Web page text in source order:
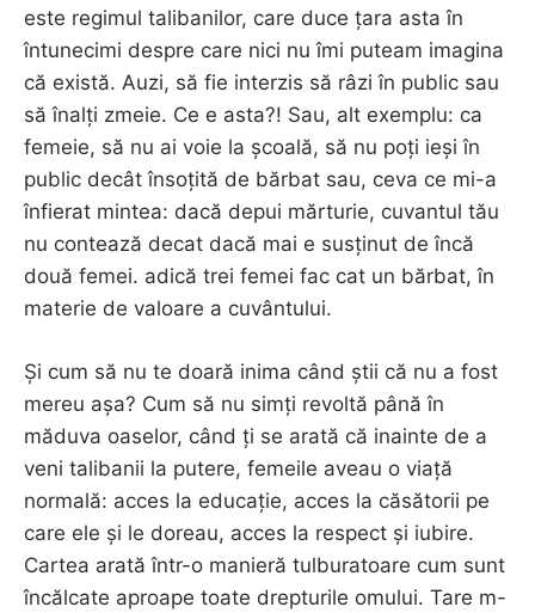
este regimul talibanilor, care duce țara asta în
întunecimi despre care nici nu îmi puteam imagina
că există. Auzi, să fie interzis să râzi în public sau
să înalți zmeie. Ce e asta?! Sau, alt exemplu: ca
femeie, să nu ai voie la școală, să nu poți ieși în
public decât însoțită de bărbat sau, ceva ce mi-a
înfierat mintea: dacă depui mărturie, cuvantul tău
nu contează decat dacă mai e susținut de încă
două femei. adică trei femei fac cat un bărbat, în
materie de valoare a cuvântului.
Și cum să nu te doară inima când știi că nu a fost
mereu așa? Cum să nu simți revoltă până în
măduva oaselor, când ți se arată că inainte de a
veni talibanii la putere, femeile aveau o viață
normală: acces la educație, acces la căsătorii pe
care ele și le doreau, acces la respect și iubire.
Cartea arată într-o manieră tulburatoare cum sunt
încălcate aproape toate drepturile omului. Tare m-